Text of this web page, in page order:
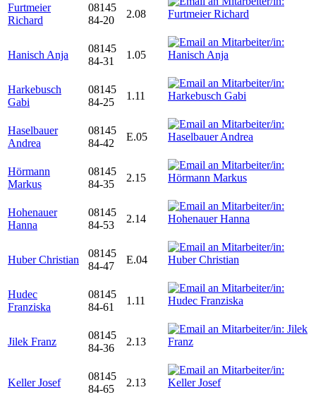
Furtmeier
Richard
08145
84-20
2.08
Hanisch Anja
08145
84-31
1.05
Harkebusch
Gabi
08145
84-25
1.11
Haselbauer
Andrea
08145
84-42
E.05
Hörmann
Markus
08145
84-35
2.15
Hohenauer
Hanna
08145
84-53
2.14
Huber Christian
08145
84-47
E.04
Hudec
Franziska
08145
84-61
1.11
Jilek Franz
08145
84-36
2.13
Keller Josef
08145
84-65
2.13